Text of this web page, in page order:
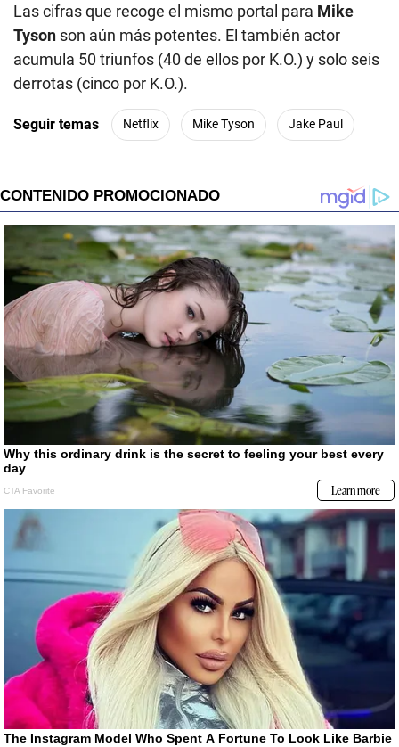
Las cifras que recoge el mismo portal para Mike
Tyson son aún más potentes. El también actor
acumula 50 triunfos (40 de ellos por K.O.) y solo seis
derrotas (cinco por K.O.).
Seguir temas Netflix Mike Tyson Jake Paul